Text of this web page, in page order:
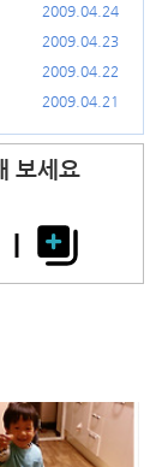
2009.04.24
2009.04.23
2009.04.22
2009.04.21
보세요